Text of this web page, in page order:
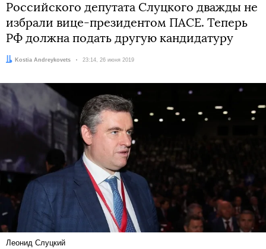
Российского депутата Слуцкого дважды не
избрали вице-президентом ПАСЕ. Теперь
РФ должна подать другую кандидатуру
Автор:Kostia Andreykovets Дата:
23:14, 26 июня 2019
Леонид Слуцкий